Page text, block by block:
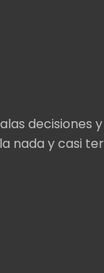
decisiones
nada y casi